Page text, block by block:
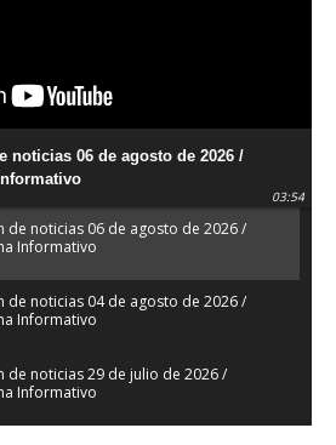
noticias 06 de agosto de 2026 /
03:54
de noticias 06 de agosto de 2026 /
Informativo
de noticias 04 de agosto de 2026 /
Informativo
de noticias 29 de julio de 2026 /
Informativo